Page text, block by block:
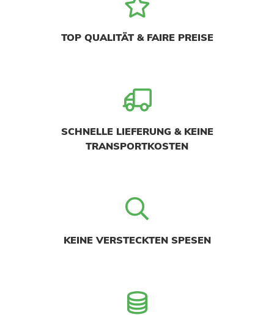
TOP QUALITÄT & FAIRE PREISE
SCHNELLE LIEFERUNG & KEINE
TRANSPORTKOSTEN
KEINE VERSTECKTEN SPESEN